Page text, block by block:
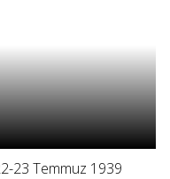
23 Temmuz 1939